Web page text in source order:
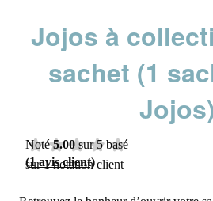
Jojos à
sachet (1
Jojos)
Noté5.00 sur 5 basé
sur1notation client
(1avis client)